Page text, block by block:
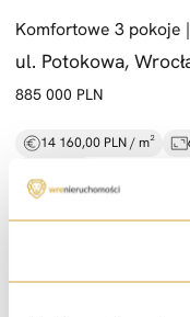
Komfortowe 3 pokoje |
ul. Potokowa,
885 000 PLN
14 160,00 PLN / m²